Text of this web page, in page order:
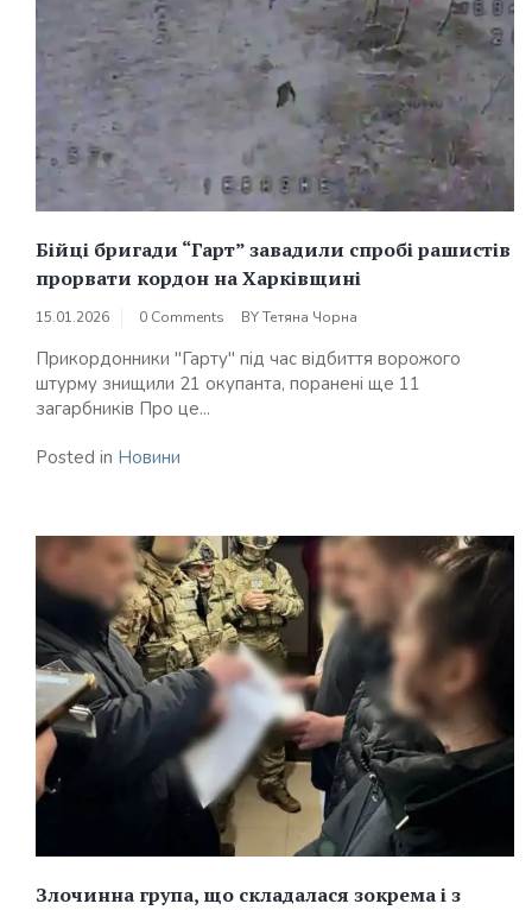
Бійці бригади “Гарт” завадили спробі рашистів
прорвати кордон на Харківщині
15.01.2026 0 Comments BYТетяна Чорна
Прикордонники "Гарту" під час відбиття ворожого
штурму знищили 21 окупанта, поранені ще 11
загарбників Про це...
Posted in Новини
Злочинна група, що складалася зокрема і з